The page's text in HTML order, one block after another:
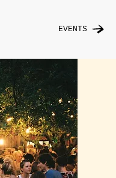
EVENTS